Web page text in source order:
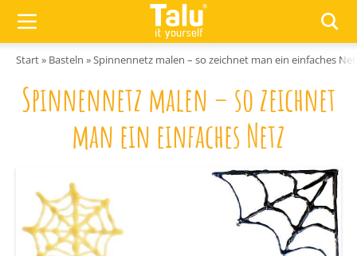
Start» Basteln »Spinnennetz malen – so zeichnet man ein einfaches
Spinnennetz malen – so zeichnet
man ein einfaches Netz